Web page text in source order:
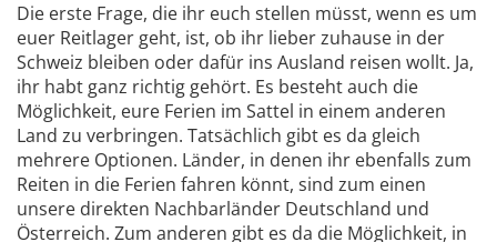
Die erste Frage, die ihr euch stellen müsst, wenn es um
euer Reitlager geht, ist, ob ihr lieber zuhause in der
Schweiz bleiben oder dafür ins Ausland reisen wollt. Ja,
ihr habt ganz richtig gehört. Es besteht auch die
Möglichkeit, eure Ferien im Sattel in einem anderen
Land zu verbringen. Tatsächlich gibt es da gleich
mehrere Optionen. Länder, in denen ihr ebenfalls zum
Reiten in die Ferien fahren könnt, sind zum einen
unsere direkten Nachbarländer Deutschland und
Österreich. Zum anderen gibt es da die Möglichkeit, in